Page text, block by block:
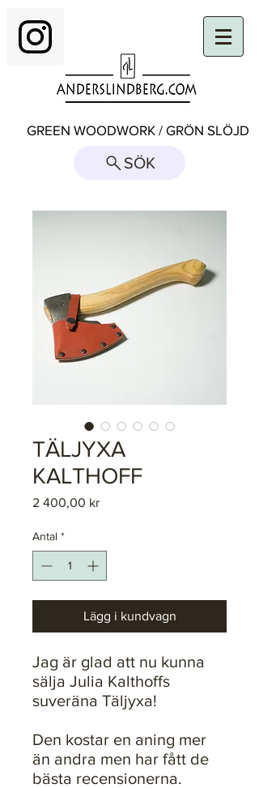
GREEN WOODWORK / GRÖN SLÖJD
SÖK
TÄLJYXA
KALTHOFF
2 400,00 krPris
Antal *
Lägg i kundvagn
Jag är glad att nu kunna
sälja Julia Kalthoffs
suveräna Täljyxa!
Den kostar en aning mer
än andra men har fått de
bästa recensionerna.